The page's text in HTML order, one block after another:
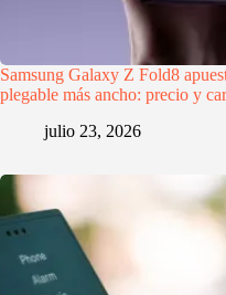
Samsung Galaxy Z Fold8
plegable más ancho: precio y
julio 23, 2026